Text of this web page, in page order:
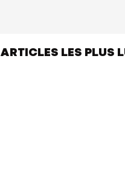
ARTICLES LES PLUS